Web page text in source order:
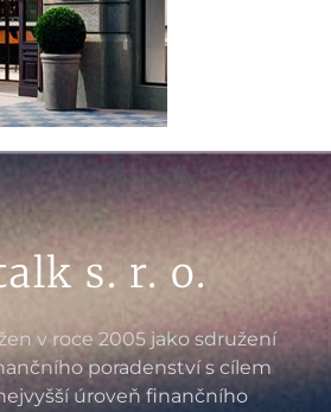
s. r. o.
v roce 2005 jako sdružení
poradenství s cílem
úroveň finančního